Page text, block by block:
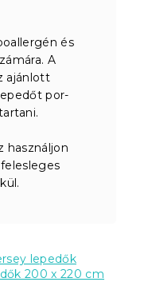
és
A
ajánlott
por-
használjon
lepedők
200 x 220 cm